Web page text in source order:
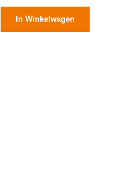
In Winkelwagen